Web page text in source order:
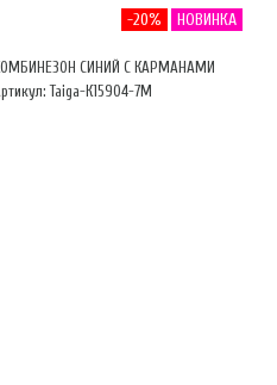
-20% НОВИНКА
СИНИЙ С КАРМАНАМИ
Taiga-К15904-7М